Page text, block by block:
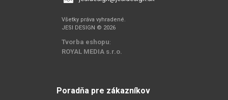
Všetky práva vyhradené.
JESI DESIGN © 2026
Tvorba eshopu:
ROYAL MEDIA s.r.o.
Poradňa pre zákazníkov